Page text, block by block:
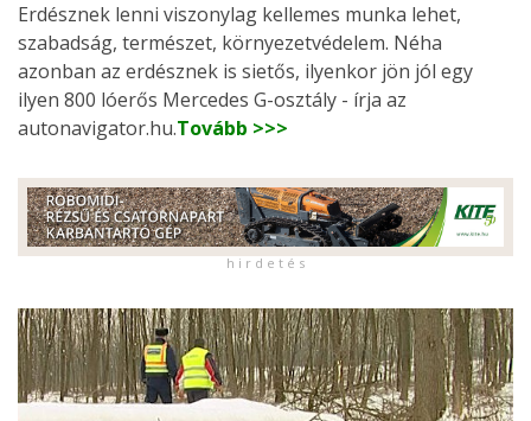
Erdésznek lenni viszonylag kellemes munka lehet,
szabadság, természet, környezetvédelem. Néha
azonban az erdésznek is sietős, ilyenkor jön jól egy
ilyen 800 lóerős Mercedes G-osztály - írja az
autonavigator.hu.Tovább >>>
h i r d e t é s